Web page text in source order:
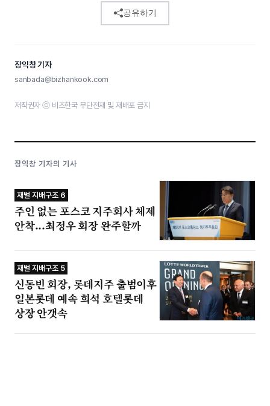
공유하기
장익창 기자
sanbada@bizhankook.com
저작권자 ⓒ 비즈한국 무단전재 및 재배포 금지
장익창 기자의 기사
재벌 지배구조 6
주인 없는 포스코 지주회사 체제
안착...최정우 회장 완주할까
재벌 지배구조 5
신동빈 회장, 롯데지주 출범이후
일본롯데 예속 희석 호텔롯데
상장 안갯속